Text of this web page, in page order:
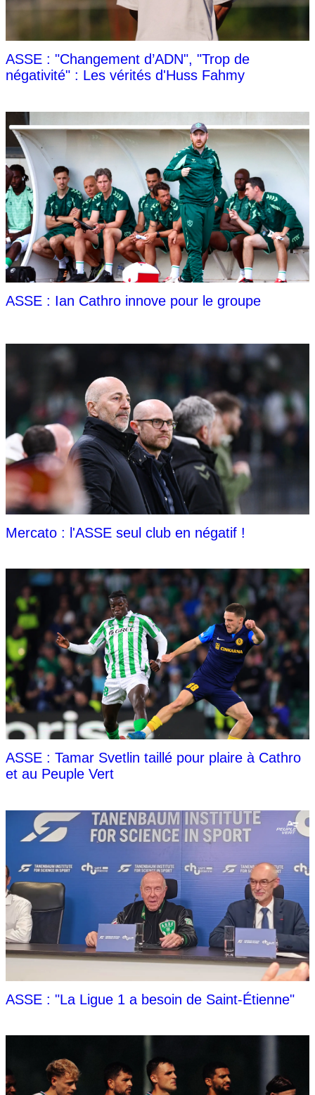
ASSE : "Changement d’ADN", "Trop de
négativité" : Les vérités d'Huss Fahmy
ASSE : Ian Cathro innove pour le groupe
Mercato : l'ASSE seul club en négatif !
ASSE : Tamar Svetlin taillé pour plaire à Cathro
et au Peuple Vert
ASSE : "La Ligue 1 a besoin de Saint-Étienne"